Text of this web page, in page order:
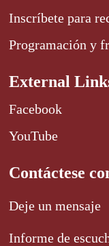
Inscríbete para
Programación y
External
Facebook
YouTube
Contáctese
Deje un mensaje
Informe de